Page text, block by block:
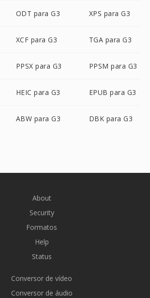
ODT para G3 XPS para G3
XCF para G3 TGA para G3
PPSX para G3 PPSM para G3
HEIC para G3 EPUB para G3
ABW para G3 DBK para G3
About
Security
Formatos
Help
Status
Conversor de vídeo
Conversor de áudio